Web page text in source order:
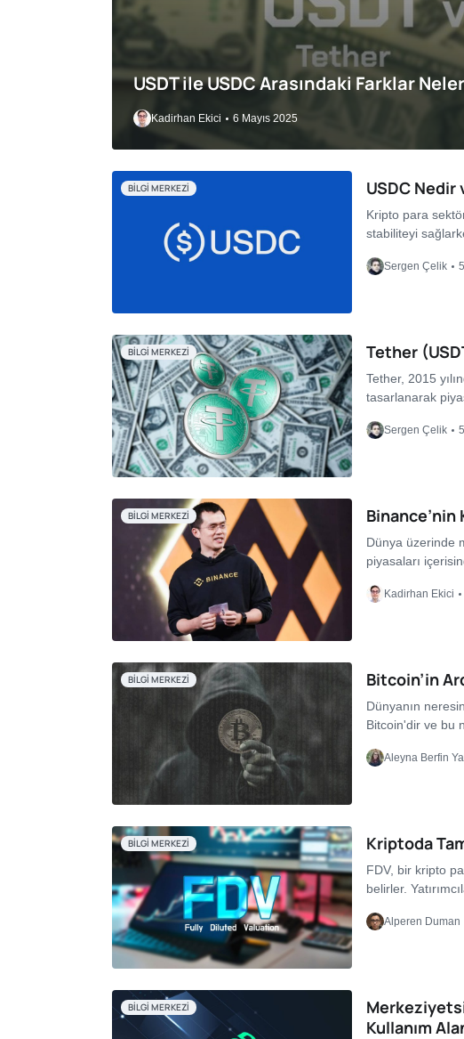
USDT ile USDC Arasındaki Farklar
Kadirhan Ekici 6 Mayıs 2025
USDC Nedir
Kripto para
stabiliteyi
Sergen Çelik
BILGI MERKEZI
Tether
Tether, 2015
tasarlanarak
Sergen Çelik
BILGI MERKEZI
Dünya üzerinde
piyasaları
Kadirhan Ekici
BILGI MERKEZI
Bitcoin’in
Dünyanın
Bitcoin'dir ve bu
Aleyna Berfin
BILGI MERKEZI
Kriptoda
FDV, bir kripto
belirler.
Alperen Duman
BILGI MERKEZI
Kullanım
BILGI MERKEZI